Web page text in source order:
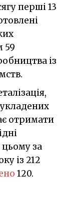
перші 13
59
із
укладених
отримати
цьому за
із 212
120.